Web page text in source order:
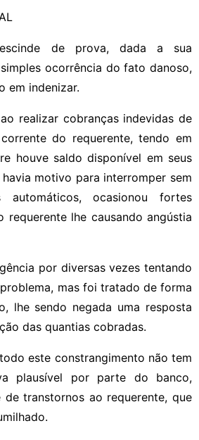
de prova, dada a sua
ocorrência do fato danoso,
em indenizar.
realizar cobranças indevidas de
do requerente, tendo em
houve saldo disponível em seus
motivo para interromper sem
ocasionou fortes
requerente lhe causando angústia
por diversas vezes tentando
mas foi tratado de forma
lhe sendo negada uma resposta
das quantias cobradas.
este constrangimento não tem
plausível por parte do banco,
transtornos ao requerente, que